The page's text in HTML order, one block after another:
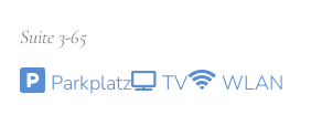
Suite 3-65
Parkplatz TV WLAN
Ich möchte über aktuelle Angebote und